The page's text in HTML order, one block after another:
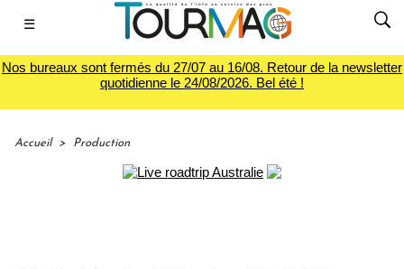
☰
Nos bureaux sont fermés du 27/07 au 16/08. Retour de la newsletter
quotidienne le 24/08/2026. Bel été !
Accueil > Production